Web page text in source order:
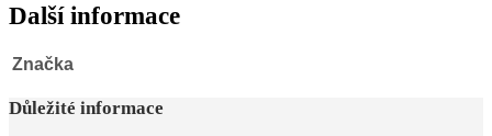
Další informace
Značka
Důležité informace